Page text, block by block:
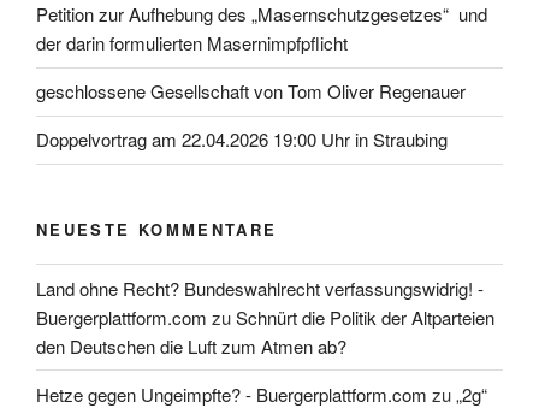
Petition zur Aufhebung des „Masernschutzgesetzes“ und
der darin formulierten Masernimpfpflicht
geschlossene Gesellschaft von Tom Oliver Regenauer
Doppelvortrag am 22.04.2026 19:00 Uhr in Straubing
NEUESTE KOMMENTARE
Land ohne Recht? Bundeswahlrecht verfassungswidrig! -
Buergerplattform.com zuSchnürt die Politik der Altparteien
den Deutschen die Luft zum Atmen ab?
Hetze gegen Ungeimpfte? - Buergerplattform.com zu„2g“